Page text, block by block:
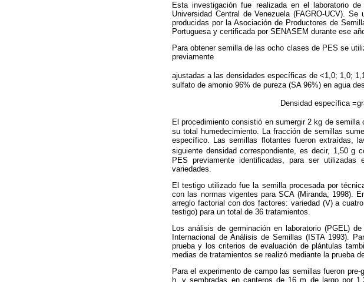
Esta investigación fue realizada en el laboratorio
Universidad Central de Venezuela (FAGRO-UCV).
producidas por la Asociación de Productores de
Portuguesa y certificada por SENASEM durante ese
Para obtener semilla de las ocho clases de PES se
previamente
ajustadas a las densidades específicas de <1,0; 1,0;
sulfato de amonio 96% de pureza (SA 96%) en agua
Densidad específica
El procedimiento consistió en sumergir 2 kg de
su total humedecimiento. La fracción de semillas
específico. Las semillas flotantes fueron extraídas,
siguiente densidad correspondiente, es decir, 1,50 g
PES previamente identificadas, para ser
variedades.
El testigo utilizado fue la semilla procesada por
con las normas vigentes para SCA (Miranda, 1998).
arreglo factorial con dos factores: variedad (V) a
testigo) para un total de 36 tratamientos.
Los análisis de germinación en laboratorio (PGEL)
Internacional de Análisis de Semillas (ISTA 1993).
prueba y los criterios de evaluación de plántulas
medias de tratamientos se realizó mediante la prueba
Para el experimento de campo las semillas fueron
h, y sembradas en canteros de 16 m de largo por